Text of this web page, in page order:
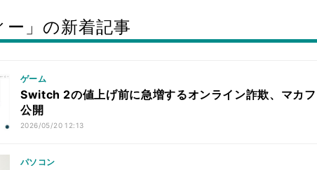
ー」の新着記事
ゲーム
Switch 2の値上げ前に急増するオンライン詐欺、マカ
公開
2026/05/20 12:13
パソコン